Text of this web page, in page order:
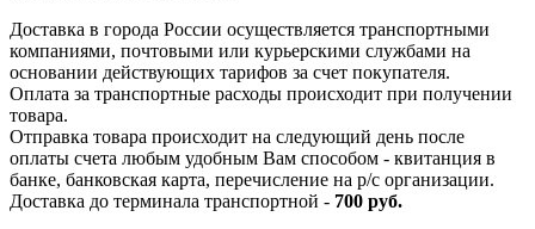
Доставка в города России осуществляется транспортными
компаниями, почтовыми или курьерскими службами на
основании действующих тарифов за счет покупателя.
Оплата за транспортные расходы происходит при получении
товара.
Отправка товара происходит на следующий день после
оплаты счета любым удобным Вам способом - квитанция в
банке, банковская карта, перечисление на р/с организации.
Доставка до терминала транспортной - 700 руб.